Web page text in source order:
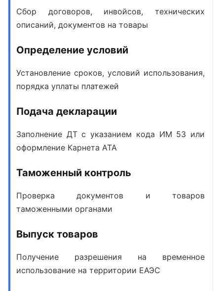
Сбор договоров, инвойсов, технических
описаний, документов на товары
Определение условий
Установление сроков, условий использования,
порядка уплаты платежей
Подача декларации
Заполнение ДТ с указанием кода ИМ 53 или
оформление Карнета АТА
Таможенный контроль
Проверка документов и товаров
таможенными органами
Выпуск товаров
Получение разрешения на временное
использование на территории ЕАЭС